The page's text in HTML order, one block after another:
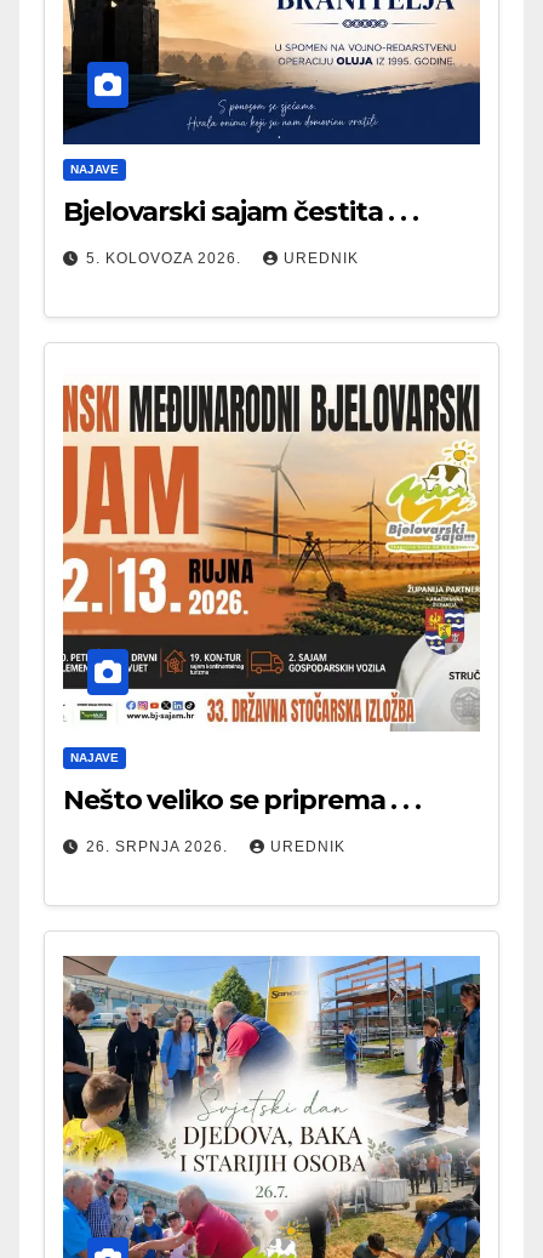
NAJAVE
Bjelovarski sajam čestita . . .
5. KOLOVOZA 2026. UREDNIK
NAJAVE
Nešto veliko se priprema . . .
26. SRPNJA 2026. UREDNIK